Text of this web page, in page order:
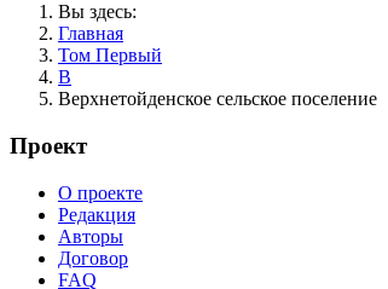
Вы здесь:
Главная
Том Первый
В
Верхнетойденское сельское поселение
Проект
О проекте
Редакция
Авторы
Договор
FAQ